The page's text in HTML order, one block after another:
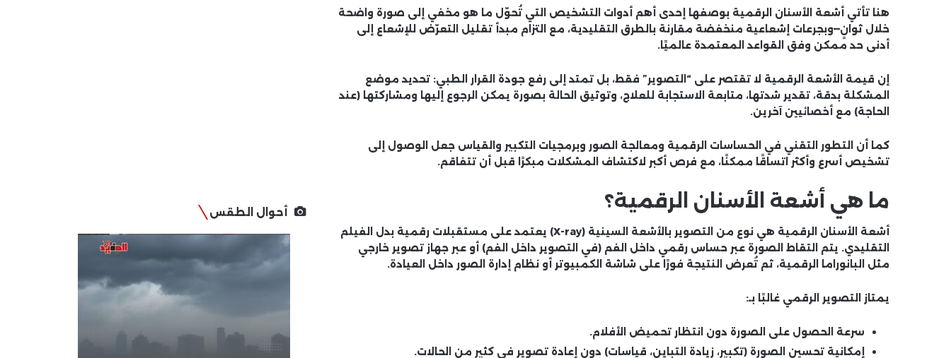
هنا تأتي أشعة الأسنان الرقمية بوصفها إحدى أهم أدوات التشخيص التي تُحوّل ما هو مخفي إلى صورة واضحة
خلال ثوانٍ—وبجرعات إشعاعية منخفضة مقارنة بالطرق التقليدية، مع التزام مبدأ تقليل التعرّض للإشعاع إلى
أدنى حد ممكن وفق القواعد المعتمدة عالميًا.
إن قيمة الأشعة الرقمية لا تقتصر على “التصوير” فقط، بل تمتد إلى رفع جودة القرار الطبي: تحديد موضع
المشكلة بدقة، تقدير شدتها، متابعة الاستجابة للعلاج، وتوثيق الحالة بصورة يمكن الرجوع إليها ومشاركتها (عند
الحاجة) مع أخصائيين آخرين.
كما أن التطور التقني في الحساسات الرقمية ومعالجة الصور وبرمجيات التكبير والقياس جعل الوصول إلى
تشخيص أسرع وأكثر اتساقًا ممكنًا، مع فرص أكبر لاكتشاف المشكلات مبكرًا قبل أن تتفاقم.
ما هي أشعة الأسنان الرقمية؟
أشعة الأسنان الرقمية
هي نوع من التصوير بالأشعة السينية (X-ray) يعتمد على مستقبلات رقمية بدل الفيلم
التقليدي. يتم التقاط الصورة عبر حساس رقمي داخل الفم (في التصوير داخل الفم) أو عبر جهاز تصوير خارجي
مثل البانوراما الرقمية، ثم تُعرض النتيجة فورًا على شاشة الكمبيوتر أو نظام إدارة الصور داخل العيادة.
يمتاز التصوير الرقمي غالبًا بـ:
سرعة الحصول على الصورة دون انتظار تحميض الأفلام.
إمكانية تحسين الصورة (تكبير، زيادة التباين، قياسات) دون إعادة تصوير في كثير من الحالات.
أحوال الطقس